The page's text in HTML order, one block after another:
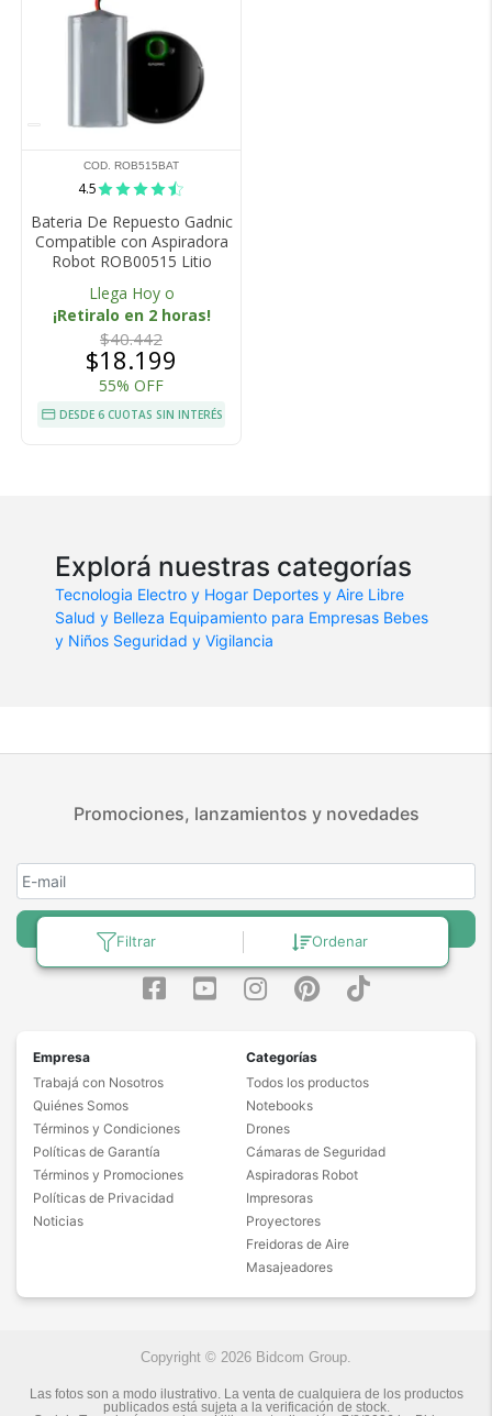
Filtrar Ordenar
COD. ROB515BAT
4.5
Bateria De Repuesto Gadnic
Compatible con Aspiradora
Robot ROB00515 Litio
Llega Hoy o
¡Retiralo en 2 horas!
$40.442
$18.199
55% OFF
DESDE 6 CUOTAS SIN INTERÉS
Explorá nuestras categorías
Tecnologia Electro y Hogar Deportes y Aire Libre
Salud y Belleza Equipamiento para Empresas Bebes
y Niños Seguridad y Vigilancia
Promociones, lanzamientos y novedades
Suscribirse
Empresa
Trabajá con Nosotros
Quiénes Somos
Términos y Condiciones
Políticas de Garantía
Términos y Promociones
Políticas de Privacidad
Noticias
Categorías
Todos los productos
Notebooks
Drones
Cámaras de Seguridad
Aspiradoras Robot
Impresoras
Proyectores
Freidoras de Aire
Masajeadores
Copyright © 2026 Bidcom Group.
Las fotos son a modo ilustrativo. La venta de cualquiera de los productos
publicados está sujeta a la verificación de stock.